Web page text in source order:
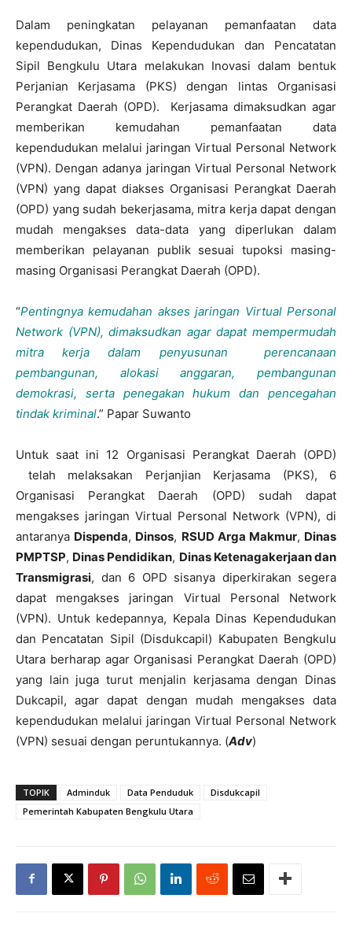
Dalam peningkatan pelayanan pemanfaatan data
kependudukan, Dinas Kependudukan dan Pencatatan
Sipil Bengkulu Utara melakukan Inovasi dalam bentuk
Perjanian Kerjasama (PKS) dengan lintas Organisasi
Perangkat Daerah (OPD). Kerjasama dimaksudkan agar
memberikan kemudahan pemanfaatan data
kependudukan melalui jaringan Virtual Personal Network
(VPN). Dengan adanya jaringan Virtual Personal Network
(VPN) yang dapat diakses Organisasi Perangkat Daerah
(OPD) yang sudah bekerjasama, mitra kerja dapat dengan
mudah mengakses data-data yang diperlukan dalam
memberikan pelayanan publik sesuai tupoksi masing-
masing Organisasi Perangkat Daerah (OPD).
“Pentingnya kemudahan akses jaringan Virtual Personal
Network (VPN), dimaksudkan agar dapat mempermudah
mitra kerja dalam penyusunan perencanaan
pembangunan, alokasi anggaran, pembangunan
demokrasi, serta penegakan hukum dan pencegahan
tindak kriminal.” Papar Suwanto
Untuk saat ini 12 Organisasi Perangkat Daerah (OPD)
telah melaksakan Perjanjian Kerjasama (PKS), 6
Organisasi Perangkat Daerah (OPD) sudah dapat
mengakses jaringan Virtual Personal Network (VPN), di
antaranya Dispenda, Dinsos, RSUD Arga Makmur, Dinas
PMPTSP, Dinas Pendidikan, Dinas Ketenagakerjaan dan
Transmigrasi, dan 6 OPD sisanya diperkirakan segera
dapat mengakses jaringan Virtual Personal Network
(VPN). Untuk kedepannya, Kepala Dinas Kependudukan
dan Pencatatan Sipil (Disdukcapil) Kabupaten Bengkulu
Utara berharap agar Organisasi Perangkat Daerah (OPD)
yang lain juga turut menjalin kerjasama dengan Dinas
Dukcapil, agar dapat dengan mudah mengakses data
kependudukan melalui jaringan Virtual Personal Network
(VPN) sesuai dengan peruntukannya. (Adv)
TOPIK Adminduk Data Penduduk
Disdukcapil
Pemerintah Kabupaten Bengkulu Utara